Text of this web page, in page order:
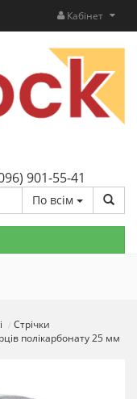
Кабінет
901-55-41
По всім
Стрічки
полікарбонату 25 мм